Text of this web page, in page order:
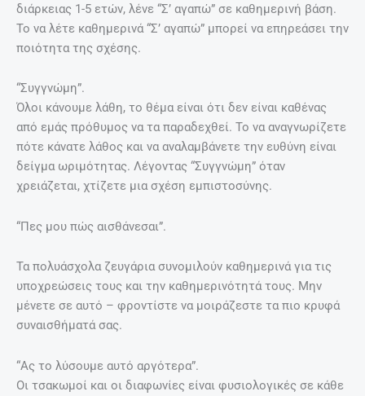
διάρκειας 1-5 ετών, λένε “Σ’ αγαπώ” σε καθημερινή βάση.
Το να λέτε καθημερινά “Σ’ αγαπώ” μπορεί να επηρεάσει την
ποιότητα της σχέσης.
“Συγγνώμη”.
Όλοι κάνουμε λάθη, το θέμα είναι ότι δεν είναι καθένας
από εμάς πρόθυμος να τα παραδεχθεί. Το να αναγνωρίζετε
πότε κάνατε λάθος και να αναλαμβάνετε την ευθύνη είναι
δείγμα ωριμότητας. Λέγοντας “Συγγνώμη” όταν
χρειάζεται, χτίζετε μια σχέση εμπιστοσύνης.
“Πες μου πώς αισθάνεσαι”.
Τα πολυάσχολα ζευγάρια συνομιλούν καθημερινά για τις
υποχρεώσεις τους και την καθημερινότητά τους. Μην
μένετε σε αυτό – φροντίστε να μοιράζεστε τα πιο κρυφά
συναισθήματά σας.
“Ας το λύσουμε αυτό αργότερα”.
Οι τσακωμοί και οι διαφωνίες είναι φυσιολογικές σε κάθε